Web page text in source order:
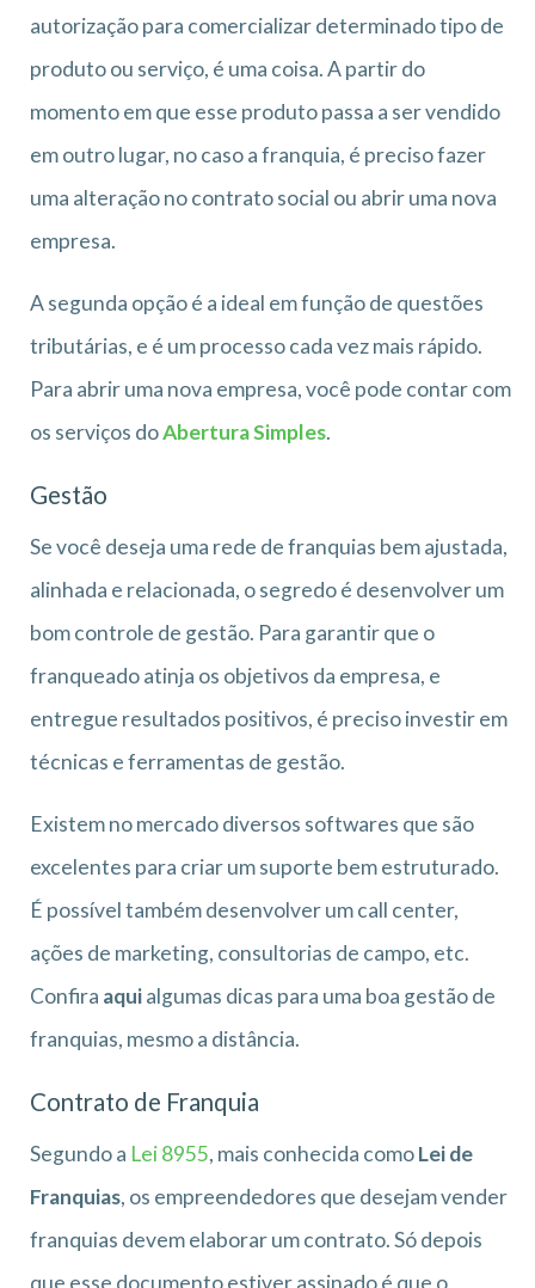
autorização para comercializar determinado tipo de
produto ou serviço, é uma coisa. A partir do
momento em que esse produto passa a ser vendido
em outro lugar, no caso a franquia, é preciso fazer
uma alteração no contrato social ou abrir uma nova
empresa.
A segunda opção é a ideal em função de questões
tributárias, e é um processo cada vez mais rápido.
Para abrir uma nova empresa, você pode contar com
os serviços doAbertura Simples.
Gestão
Se você deseja uma rede de franquias bem ajustada,
alinhada e relacionada, o segredo é desenvolver um
bom controle de gestão. Para garantir que o
franqueado atinja os objetivos da empresa, e
entregue resultados positivos, é preciso investir em
técnicas e ferramentas de gestão.
Existem no mercado diversos softwares que são
excelentes para criar um suporte bem estruturado.
É possível também desenvolver um call center,
ações de marketing, consultorias de campo, etc.
Confira aquialgumas dicas para uma boa gestão de
franquias, mesmo a distância.
Contrato de Franquia
Segundo a Lei 8955, mais conhecida comoLei de
Franquias, os empreendedores que desejam vender
franquias devem elaborar um contrato. Só depois